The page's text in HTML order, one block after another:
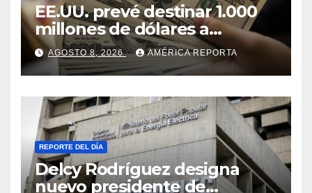
EE.UU. prevé destinar 1.000
millones de dólares a
Colombia para un paquete
de seguridad
AGOSTO 8, 2026 AMÉRICA REPORTA
REPORTE DEL DÍA
Delcy Rodríguez designa
nuevo presidente de